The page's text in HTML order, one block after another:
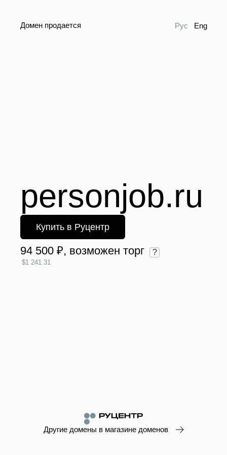
Домен продается Рус Eng
personjob.ru
Купить в Руцентр
94 500 ₽, возможен торг ?
$1 241.31
Другие домены в магазине доменов